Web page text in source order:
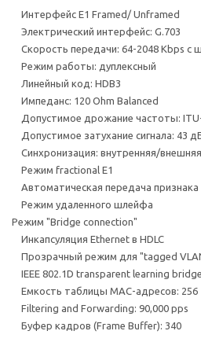
Интерфейс Е1 Framed/ Unframed
Электрический интерфейс: G.703
Скорость передачи: 64-2048 Kbps с
Режим работы: дуплексный
Линейный код: HDB3
Импеданс: 120 Ohm Balanced
Допустимое дрожание частоты: ITU-
Допустимое затухание сигнала: 43
Cинхронизация: внутренняя/внешняя
Режим fractional E1
Автоматическая передача признака
Режим удаленного шлейфа
Режим "Bridge connection"
Инкапсуляция Ethernet в HDLC
Прозрачный режим для "tagged
IEEE 802.1D transparent learning bridge
Емкость таблицы МАС-адресов: 256
Filtering and Forwarding: 90,000 pps
Буфер кадров (Frame Buffer): 340